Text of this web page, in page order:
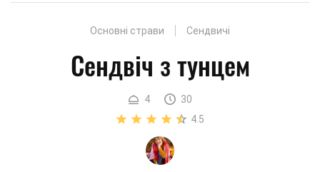
Основні страви Сендвичі
Сендвіч з тунцем
4
30
4.5